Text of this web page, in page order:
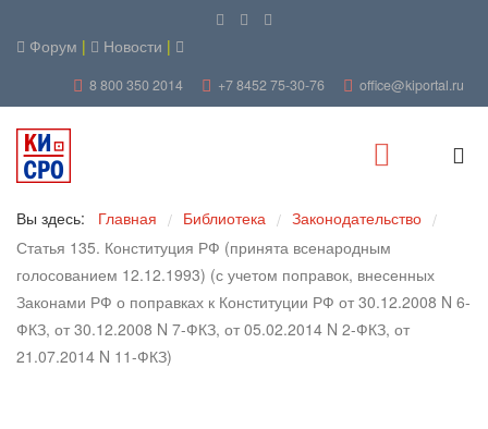
Форум | Новости |
8 800 350 2014 +7 8452 75-30-76 office@kiportal.ru
Вы здесь: Главная / Библиотека / Законодательство /
Статья 135. Конституция РФ (принята всенародным
голосованием 12.12.1993) (с учетом поправок, внесенных
Законами РФ о поправках к Конституции РФ от 30.12.2008 N 6-
ФКЗ, от 30.12.2008 N 7-ФКЗ, от 05.02.2014 N 2-ФКЗ, от
21.07.2014 N 11-ФКЗ)